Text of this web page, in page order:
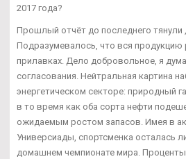
2017 года?
Прошлый отчёт до последнего тянули
Подразумевалось, что вся
прилавках. Дело добровольное, я
согласования. Нейтральная картина
энергетическом секторе: природный
в то время как оба сорта нефти
ожидаемым ростом запасов. Имея в
Универсиады, спортсменка осталась
домашнем чемпионате мира.